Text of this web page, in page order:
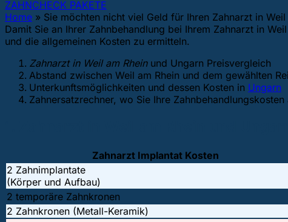
ZAHNCHECK PAKETE
Home » Sie möchten nicht viel Geld für Ihren Zahnarzt in Weil
Damit Sie an Ihrer Zahnbehandlung bei Ihrem Zahnarzt in
und die allgemeinen Kosten zu ermitteln.
Zahnarzt in Weil am Rheinund Ungarn Preisvergleich
Abstand zwischen Weil am Rhein und dem gewählten
Unterkunftsmöglichkeiten und dessen Kosten in Ungarn
Zahnersatzrechner, wo Sie Ihre Zahnbehandlungskosten
Zahnarzt Implantat Kosten
2 Zahnimplantate
(Körper und Aufbau)
2 temporäre Zahnkronen
2 Zahnkronen (Metall-Keramik)